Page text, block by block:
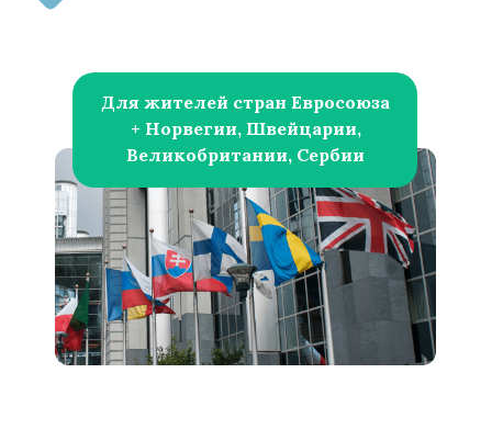
Для жителей стран Евросоюза
+ Норвегии, Швейцарии,
Великобритании, Сербии